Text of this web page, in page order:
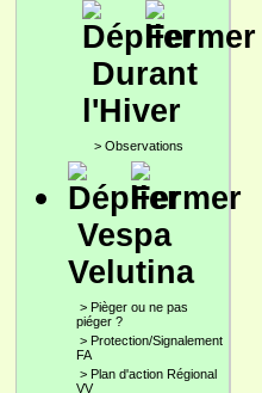
Durant
l'Hiver
> Observations
Vespa
Velutina
> Pièger ou ne pas
piéger ?
> Protection/Signalement
FA
> Plan d'action Régional
VV